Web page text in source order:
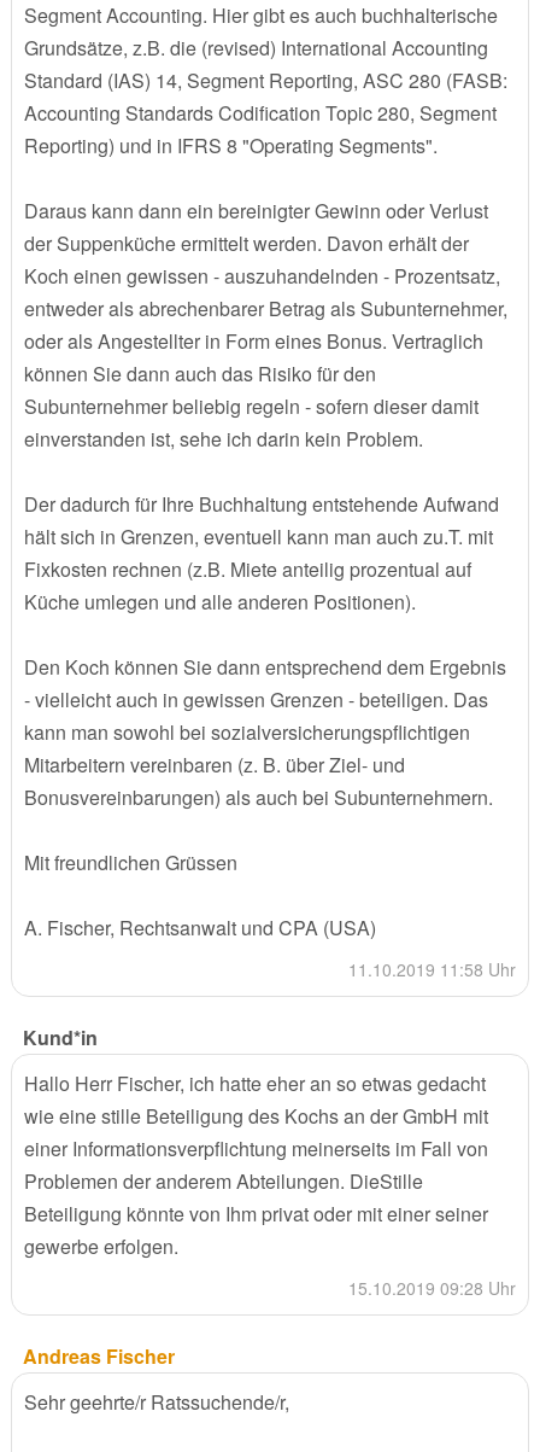
Segment Accounting. Hier gibt es auch buchhalterische
Grundsätze, z.B. die (revised) International Accounting
Standard (IAS) 14, Segment Reporting, ASC 280 (FASB:
Accounting Standards Codification Topic 280, Segment
Reporting) und in IFRS 8 "Operating Segments".
Daraus kann dann ein bereinigter Gewinn oder Verlust
der Suppenküche ermittelt werden. Davon erhält der
Koch einen gewissen - auszuhandelnden - Prozentsatz,
entweder als abrechenbarer Betrag als Subunternehmer,
oder als Angestellter in Form eines Bonus. Vertraglich
können Sie dann auch das Risiko für den
Subunternehmer beliebig regeln - sofern dieser damit
einverstanden ist, sehe ich darin kein Problem.
Der dadurch für Ihre Buchhaltung entstehende Aufwand
hält sich in Grenzen, eventuell kann man auch zu.T. mit
Fixkosten rechnen (z.B. Miete anteilig prozentual auf
Küche umlegen und alle anderen Positionen).
Den Koch können Sie dann entsprechend dem Ergebnis
- vielleicht auch in gewissen Grenzen - beteiligen. Das
kann man sowohl bei sozialversicherungspflichtigen
Mitarbeitern vereinbaren (z. B. über Ziel- und
Bonusvereinbarungen) als auch bei Subunternehmern.
Mit freundlichen Grüssen
A. Fischer, Rechtsanwalt und CPA (USA)
11.10.2019 11:58 Uhr
Kund*in
Hallo Herr Fischer, ich hatte eher an so etwas gedacht
wie eine stille Beteiligung des Kochs an der GmbH mit
einer Informationsverpflichtung meinerseits im Fall von
Problemen der anderem Abteilungen. DieStille
Beteiligung könnte von Ihm privat oder mit einer seiner
gewerbe erfolgen.
15.10.2019 09:28 Uhr
Andreas Fischer
Sehr geehrte/r Ratssuchende/r,